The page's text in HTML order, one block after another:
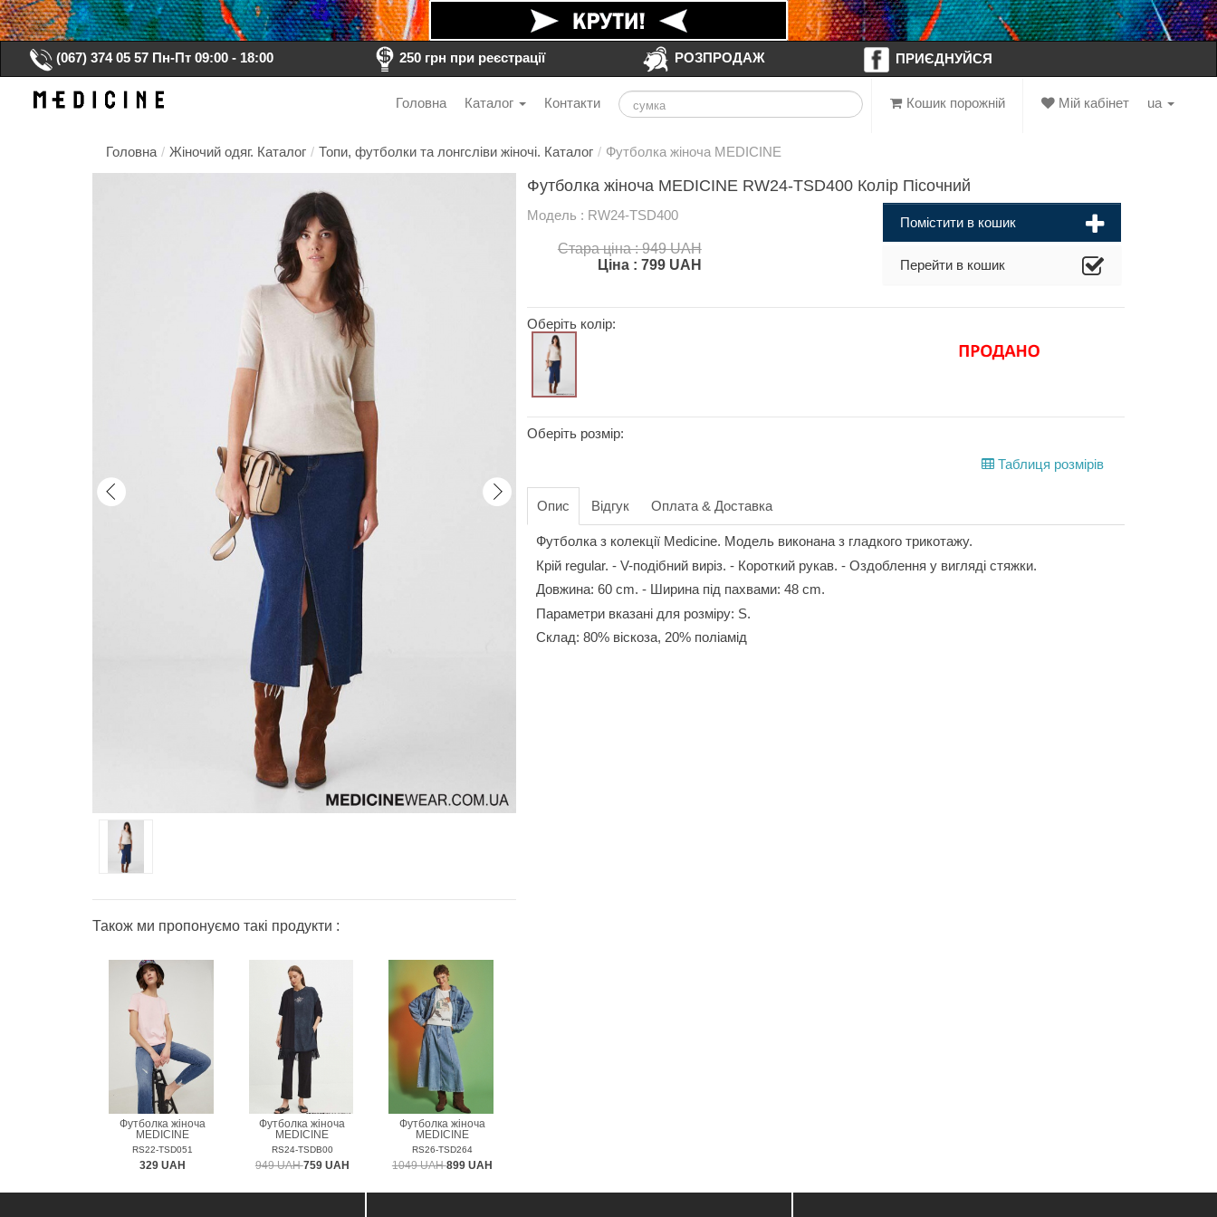
(067) 374 05 57 Пн-Пт 09:00 - 18:00 250 грн при реєстрації РОЗПРОДАЖ ПРИЄДНУЙСЯ
ua
Мій кабінет
Кошик порожній
Головна Каталог Контакти
Головна / Жіночий одяг. Каталог / Топи, футболки та лонгсліви жіночі. Каталог / Футболка жіноча MEDICINE
Також ми пропонуємо такі продукти :
Футболка жіноча
MEDICINE
RS22-TSD051
329 UAH
Футболка жіноча
MEDICINE
RS24-TSDB00
949 UAH759 UAH
Футболка жіноча
MEDICINE
RS26-TSD264
1049 UAH899 UAH
Футболка жіноча MEDICINE RW24-TSD400 Колір Пісочний
Модель : RW24-TSD400
Стара ціна : 949 UAH
Ціна : 799 UAH
Помістити в кошик
Перейти в кошик
Оберіть колір:
Оберіть розмір:
Таблиця розмірів
Опис Відгук Оплата & Доставка
Футболка з колекції Medicine. Модель виконана з гладкого трикотажу.
Крій regular. - V-подібний виріз. - Короткий рукав. - Оздоблення у вигляді стяжки.
Довжина: 60 cm. - Ширина під пахвами: 48 cm.
Параметри вказані для розміру: S.
Склад: 80% віскоза, 20% поліамід